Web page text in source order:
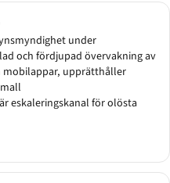
under
och fördjupad övervakning av
mobilappar, upprätthåller
eskaleringskanal för olösta